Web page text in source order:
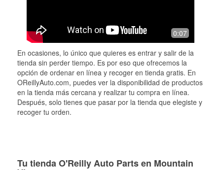
0:07
En ocasiones, lo único que quieres es entrar y salir de la
tienda sin perder tiempo. Es por eso que ofrecemos la
opción de ordenar en línea y recoger en tienda gratis. En
OReillyAuto.com, puedes ver la disponibilidad de productos
en la tienda más cercana y realizar tu compra en línea.
Después, solo tienes que pasar por la tienda que elegiste y
recoger tu orden.
Tu tienda O'Reilly Auto Parts en Mountain